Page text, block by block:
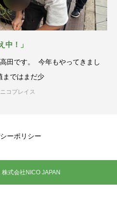
中！」
田です。 今年もやってきまし
まではまだ少
型・ニコプレイス
ーポリシー
式会社NICO JAPAN